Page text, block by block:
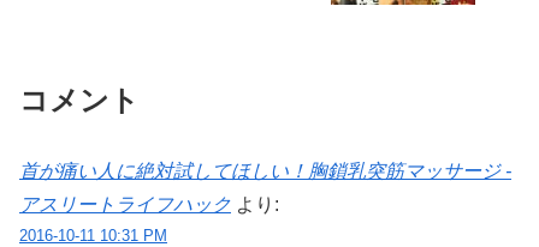
コメント
首が痛い人に絶対試してほしい！胸鎖乳突筋マッサージ -
アスリートライフハック より:
2016-10-11 10:31 PM